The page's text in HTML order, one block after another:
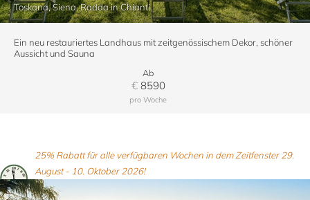
Toskana, Siena, Radda in Chianti
Ein neu restauriertes Landhaus mit zeitgenössischem Dekor, schöner
Aussicht und Sauna
Ab
€8590
pro Woche
25% Rabatt für alle verfügbaren Wochen in dem Zeitfenster 29.
August - 10. Oktober 2026!